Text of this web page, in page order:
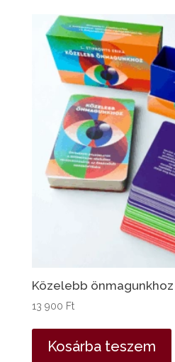
Közelebb
13 900 Ft
Kosárba teszem